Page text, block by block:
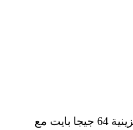
يأتي هذا الهاتف بسعر 3000 جنيه مصري وذلك للنسخة ذات المساحة التخزينية 64 جيجا بايت مع